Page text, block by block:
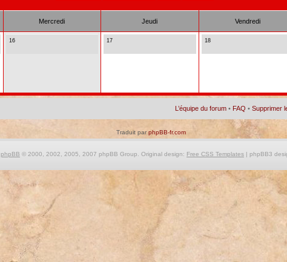
Mercredi Jeudi Vendredi
16 17 18
L’équipe du forum • FAQ •Supprimer
Traduit parphpBB-fr.com
phpBB © 2000, 2002, 2005, 2007 phpBB Group. Original design: Free CSS Templates| phpBB3